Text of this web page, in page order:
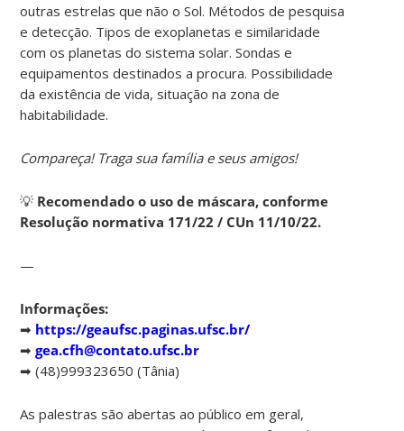
outras estrelas que não o Sol. Métodos de pesquisa
e detecção. Tipos de exoplanetas e similaridade
com os planetas do sistema solar. Sondas e
equipamentos destinados a procura. Possibilidade
da existência de vida, situação na zona de
habitabilidade.
Compareça! Traga sua família e seus amigos!
💡 Recomendado o uso de máscara, conforme
Resolução normativa 171/22 / CUn 11/10/22.
—
Informações:
➡ https://geaufsc.paginas.ufsc.br/
➡gea.cfh@contato.ufsc.br
➡ (48)999323650 (Tânia)
As palestras são abertas ao público em geral,